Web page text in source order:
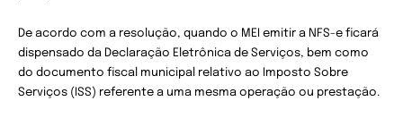
De acordo com a resolução, quando o MEI emitir a NFS-e ficará
dispensado da Declaração Eletrônica de Serviços, bem como
do documento fiscal municipal relativo ao Imposto Sobre
Serviços (ISS) referente a uma mesma operação ou prestação.